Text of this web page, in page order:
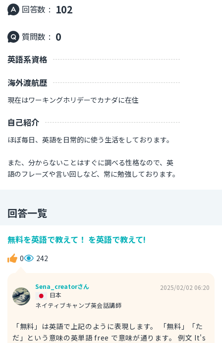
回答数 : 102
質問数 : 0
英語系資格
海外渡航歴
現在はワーキングホリデーでカナダに在住
自己紹介
ほぼ毎日、英語を日常的に使う生活をしております。
また、分からないことはすぐに調べる性格なので、英
語のフレーズや言い回しなど、常に勉強しております。
回答一覧
無料を英語で教えて！ を英語で教えて!
0 242
Sena_creatorさん
ネイティブキャンプ英会話講師
日本
2025/02/02 06:20
「無料」は英語で上記のように表現します。 「無料」「た
だ」という意味の英単語 free で意味が通ります。 例文 It's